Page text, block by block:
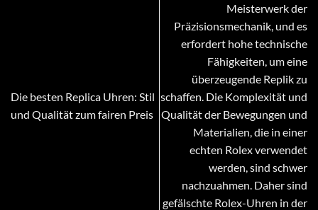
Die besten Replica Uhren: Stil
und Qualität zum fairen Preis
Meisterwerk der
Präzisionsmechanik, und es
erfordert hohe technische
Fähigkeiten, um eine
überzeugende Replik zu
schaffen. Die Komplexität und
Qualität der Bewegungen und
Materialien, die in einer
echten Rolex verwendet
werden, sind schwer
nachzuahmen. Daher sind
gefälschte Rolex-Uhren in der